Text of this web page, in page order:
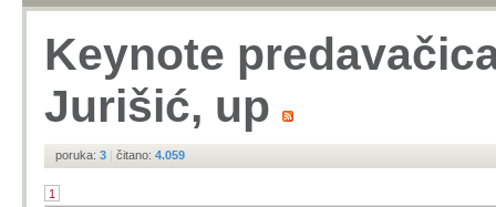
Keynote
Jurišić, up
poruka: 3 | čitano: 4.059
1